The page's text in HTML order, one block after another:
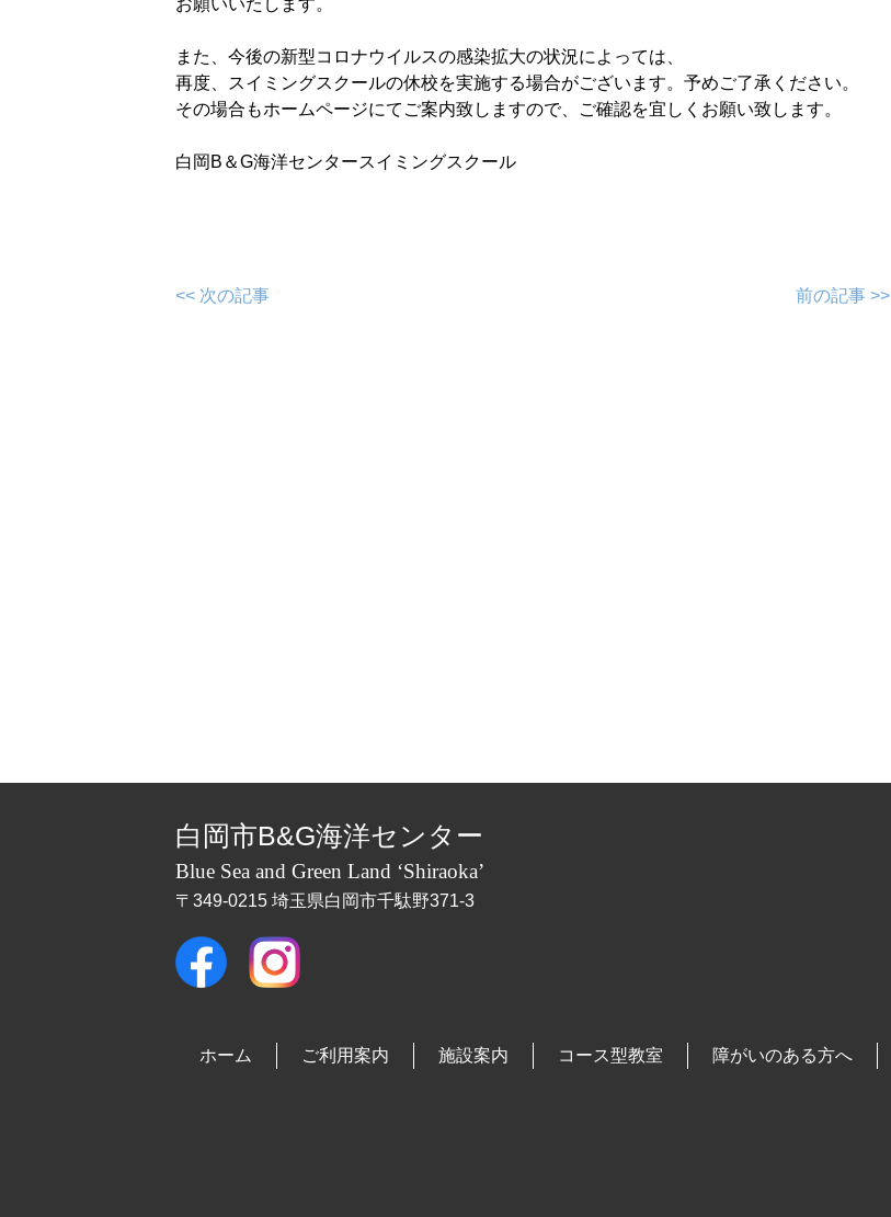
お願いいたします。
また、今後の新型コロナウイルスの感染拡大の状況によっては、
再度、スイミングスクールの休校を実施する場合がございます。予めご了承ください。
その場合もホームページにてご案内致しますので、ご確認を宜しくお願い致します。
白岡B＆G海洋センタースイミングスクール
前の記事 >>
<< 次の記事
白岡市B&G海洋センター
Blue Sea and Green Land ‘Shiraoka’
〒349-0215 埼玉県白岡市千駄野371-3
ホーム ご利用案内 施設案内 コース型教室 障がいのある方へ